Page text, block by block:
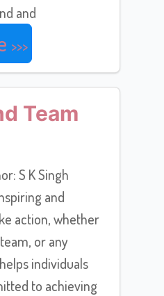
and
Team
S K Singh
and
action, whether
or any
individuals
to achieving